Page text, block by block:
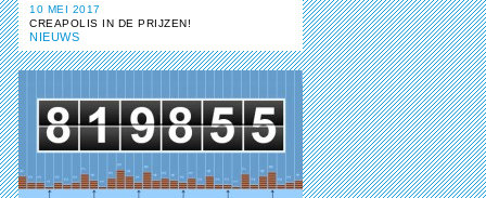
10 MEI 2017
CREAPOLIS IN DE PRIJZEN!
NIEUWS